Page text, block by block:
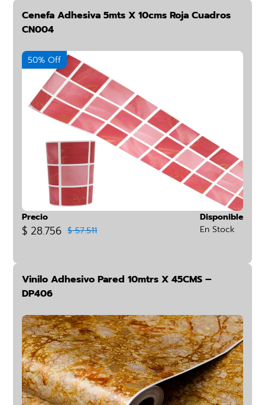
Cenefa Adhesiva 5mts X 10cms Roja Cuadros
CN004
50% Off
Precio
$ 28.756 $ 57.511
Disponible
En Stock
Vinilo Adhesivo Pared 10mtrs X 45CMS –
DP406